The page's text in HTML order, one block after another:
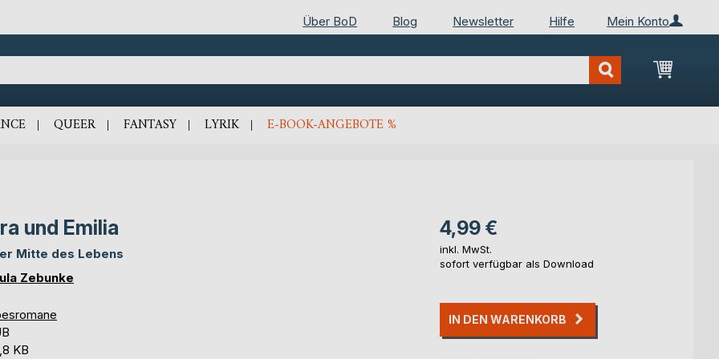
Mein Konto
Über BoD Blog Newsletter Hilfe
Mein
QUEER FANTASY LYRIK E-BOOK-ANGEBOTE %
und Emilia
Mitte des Lebens
Zebunke
KB
4,99 €
inkl. MwSt.
sofort verfügbar als Download
IN DEN WARENKORB